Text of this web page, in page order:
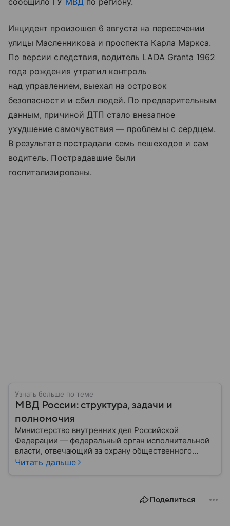
Инцидент произошел 6 августа на пересечении
улицы Масленникова и проспекта Карла Маркса.
По версии следствия, водитель LADA Granta 1962
года рождения утратил контроль
над управлением, выехал на островок
безопасности и сбил людей. По предварительным
данным, причиной ДТП стало внезапное
ухудшение самочувствия — проблемы с сердцем.
В результате пострадали семь пешеходов и сам
водитель. Пострадавшие были
госпитализированы.
Узнать больше по теме
МВД России: структура, задачи и
полномочия
Министерство внутренних дел Российской
Федерации — федеральный орган исполнительной
власти, отвечающий за охрану общественного
порядка, борьбу с преступностью, обеспечение
России, какие задачи выполняет министерство, как
Читать дальше
Поделиться